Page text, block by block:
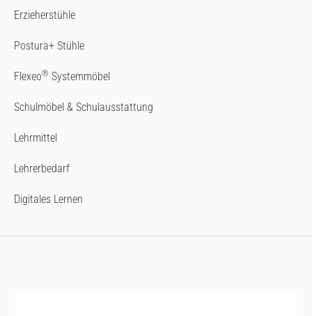
Erzieherstühle
Postura+ Stühle
Flexeo® Systemmöbel
Schulmöbel & Schulausstattung
Lehrmittel
Lehrerbedarf
Digitales Lernen